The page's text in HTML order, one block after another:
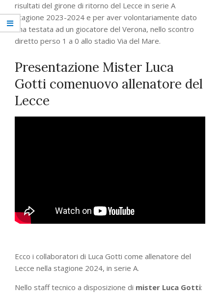
risultati del girone di ritorno del Lecce in serie A
stagione 2023-2024 e per aver volontariamente dato
una testata ad un giocatore del Verona, nello scontro
diretto perso 1 a 0 allo stadio Via del Mare.
Presentazione Mister Luca
Gotti comenuovo allenatore del
Lecce
Ecco i collaboratori di Luca Gotti come allenatore del
Lecce nella stagione 2024, in serie A.
Nello staff tecnico a disposizione di mister Luca Gotti: